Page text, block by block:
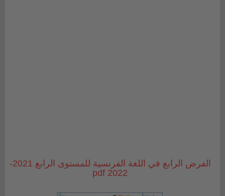
الفرض الرابع في اللغة الفرنسية للمستوى الرابع 2021-
2022 pdf